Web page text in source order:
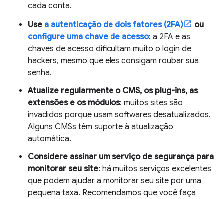
cada conta.
Use a autenticação de dois fatores (2FA)
ou
configure uma chave de acesso: a 2FA e as
chaves de acesso dificultam muito o login de
hackers, mesmo que eles consigam roubar sua
senha.
Atualize regularmente o CMS, os plug-ins, as
extensões e os módulos: muitos sites são
invadidos porque usam softwares desatualizados.
Alguns CMSs têm suporte à atualização
automática.
Considere assinar um serviço de segurança para
monitorar seu site: há muitos serviços excelentes
que podem ajudar a monitorar seu site por uma
pequena taxa. Recomendamos que você faça